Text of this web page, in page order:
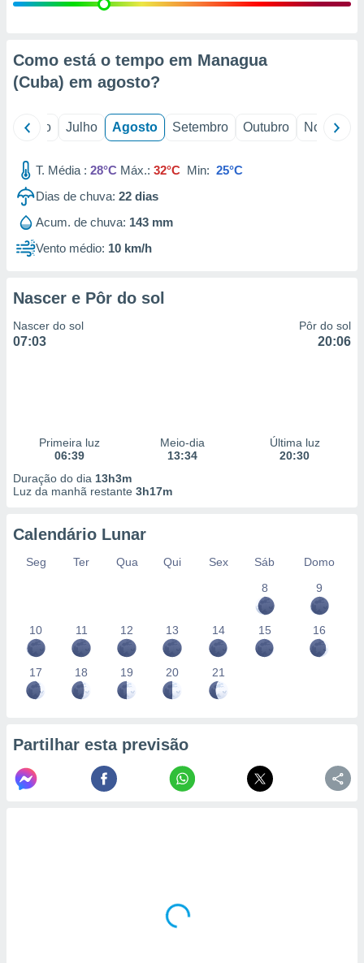
através
estudos
1199
Como está o tempo em Managua
(Cuba) em agosto?
Junho Julho Agosto Setembro Outubro Novembro
T. Média : 28°C Máx.: 32°C Min: 25°C
Dias de chuva: 22 dias
Acum. de chuva: 143 mm
Vento médio: 10 km/h
Nascer e Pôr do sol
Nascer do sol
07:03
Pôr do sol
20:06
Primeira luz
06:39
Meio-dia
13:34
Última luz
20:30
Duração do dia 13h3m
Luz da manhã restante 3h17m
Calendário Lunar
Seg Ter Qua Qui Sex Sáb
Domo
8
9
10 11 12 13 14 15 16
17 18 19 20 21
Partilhar esta previsão